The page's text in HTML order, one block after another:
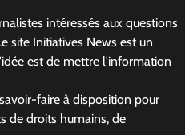
intéressés aux questions
site Initiatives News est un
est de mettre l'information
faire à disposition pour
de droits humains, de